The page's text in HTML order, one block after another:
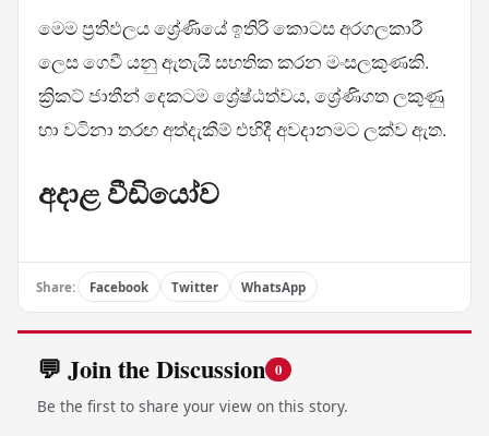
මෙම ප්‍රතිඵලය ශ්‍රේණියේ ඉතිරි කොටස අරගලකාරී
ලෙස ගෙවී යනු ඇතැයි සහතික කරන මංසලකුණකි.
ක්‍රිකට් ජාතීන් දෙකටම ශ්‍රේෂ්ඨත්වය, ශ්‍රේණිගත ලකුණු
හා වටිනා තරඟ අත්දැකීම් එහිදී අවදානමට ලක්ව ඇත.
අදාළ වීඩියෝව
Share: Facebook Twitter WhatsApp
💬 Join the Discussion 0
Be the first to share your view on this story.